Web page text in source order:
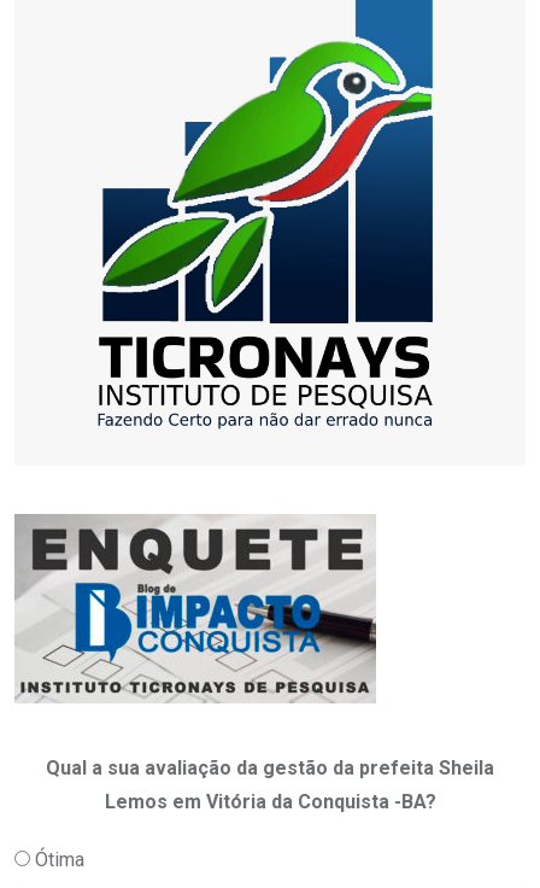
Qual a sua avaliação da gestão da prefeita Sheila
Lemos em Vitória da Conquista -BA?
Ótima